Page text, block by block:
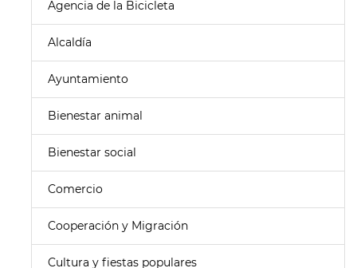
Agencia de la Bicicleta
Alcaldía
Ayuntamiento
Bienestar animal
Bienestar social
Comercio
Cooperación y Migración
Cultura y fiestas populares